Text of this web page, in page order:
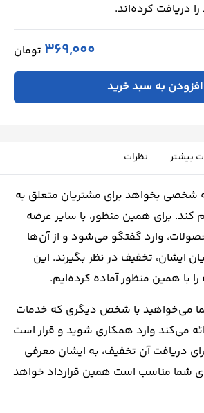
را دریافت کرده‌اند.
369,000 تومان
افزودن به سبد خرید
بیشتر نظرات
بخواهد برای مشتریان متعلق به
کند. برای همین منظور، با سایر عرضه
وارد گفتگو می‌شود و از آن‌ها
ایشان، تخفیف در نظر بگیرند. این
را با همین منظور آماده کرده‌ایم.
می‌خواهید با شخص دیگری که خدمات
می‌کند وارد همکاری شوید و قرار است
دریافت آن تخفیف، به ایشان معرفی
شما مناسب است همین قرارداد خواهد